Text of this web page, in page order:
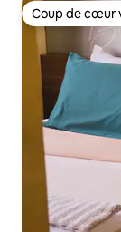
Coup de cœur
Coup de cœur